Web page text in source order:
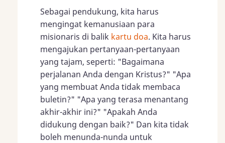
Sebagai pendukung, kita harus
mengingat kemanusiaan para
misionaris di balik kartu doa. Kita harus
mengajukan pertanyaan-pertanyaan
yang tajam, seperti: "Bagaimana
perjalanan Anda dengan Kristus?" "Apa
yang membuat Anda tidak membaca
buletin?" "Apa yang terasa menantang
akhir-akhir ini?" "Apakah Anda
didukung dengan baik?" Dan kita tidak
boleh menunda-nunda untuk